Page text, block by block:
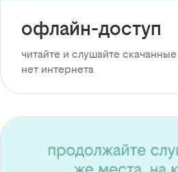
офлайн-доступ
читайте и слушайте
нет интернета